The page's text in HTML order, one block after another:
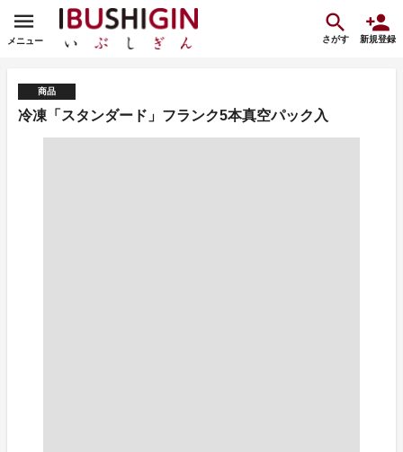
メニュー さがす 新規登録
商品
冷凍「スタンダード」フランク5本真空パック入